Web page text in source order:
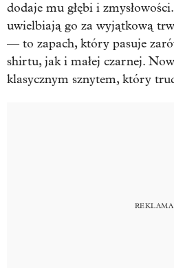
dodaje mu głębi i
uwielbiają go za wyjątkową
— to zapach, który pasuje
shirtu, jak i małej czarnej.
klasycznym sznytem, który